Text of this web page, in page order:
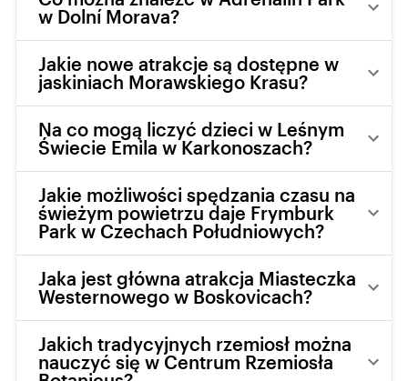
w Dolní Morava?
Jakie nowe atrakcje są dostępne w
jaskiniach Morawskiego Krasu?
Na co mogą liczyć dzieci w Leśnym
Świecie Emila w Karkonoszach?
Jakie możliwości spędzania czasu na
świeżym powietrzu daje Frymburk
Park w Czechach Południowych?
Jaka jest główna atrakcja Miasteczka
Westernowego w Boskovicach?
Jakich tradycyjnych rzemiosł można
nauczyć się w Centrum Rzemiosła